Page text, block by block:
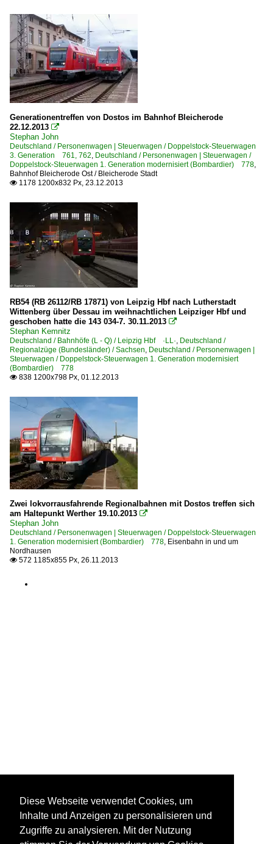
Generationentreffen von Dostos im Bahnhof Bleicherode
22.12.2013 
Stephan John
Deutschland / Personenwagen | Steuerwagen / Doppelstock-Steuerwagen
3. Generation 761, 762, Deutschland / Personenwagen | Steuerwagen /
Doppelstock-Steuerwagen 1. Generation modernisiert (Bombardier) 778,
Bahnhof Bleicherode Ost / Bleicherode Stadt
 1178 1200x832 Px, 23.12.2013
RB54 (RB 26112/RB 17871) von Leipzig Hbf nach Lutherstadt
Wittenberg über Dessau im weihnachtlichen Leipziger Hbf und
geschoben hatte die 143 034-7. 30.11.2013 
Stephan Kemnitz
Deutschland / Bahnhöfe (L - Q) / Leipzig Hbf ·LL·, Deutschland /
Regionalzüge (Bundesländer) / Sachsen, Deutschland / Personenwagen |
Steuerwagen / Doppelstock-Steuerwagen 1. Generation modernisiert
(Bombardier) 778
 838 1200x798 Px, 01.12.2013
Zwei lokvorrausfahrende Regionalbahnen mit Dostos treffen sich
am Haltepunkt Werther 19.10.2013 
Stephan John
Deutschland / Personenwagen | Steuerwagen / Doppelstock-Steuerwagen
1. Generation modernisiert (Bombardier) 778, Eisenbahn in und um
Nordhausen
 572 1185x855 Px, 26.11.2013
Diese Webseite verwendet Cookies, um
Inhalte und Anzeigen zu personalisieren und
Zugriffe zu analysieren. Mit der Nutzung